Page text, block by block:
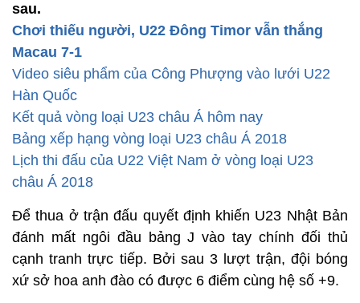
sau.
Chơi thiếu người, U22 Đông Timor vẫn thắng
Macau 7-1
Video siêu phẩm của Công Phượng vào lưới U22
Hàn Quốc
Kết quả vòng loại U23 châu Á hôm nay
Bảng xếp hạng vòng loại U23 châu Á 2018
Lịch thi đấu của U22 Việt Nam ở vòng loại U23
châu Á 2018
Để thua ở trận đấu quyết định khiến U23 Nhật Bản
đánh mất ngôi đầu bảng J vào tay chính đối thủ
cạnh tranh trực tiếp. Bởi sau 3 lượt trận, đội bóng
xứ sở hoa anh đào có được 6 điểm cùng hệ số +9.